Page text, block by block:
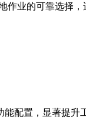
业的可靠选择，
配置，显著提升